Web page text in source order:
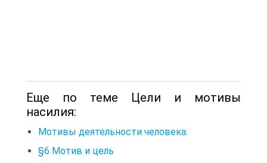
Еще по теме Цели и мотивы
насилия:
Мотивы деятельности человека:
§6 Мотив и цель